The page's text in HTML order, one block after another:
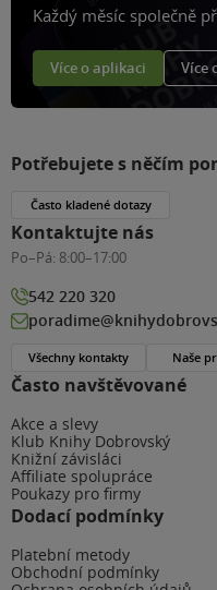
Každý měsíc společně
Více o aplikaci Více
Často navštěvované
Akce a slevy
Klub Knihy Dobrovský
Knižní závisláci
Affiliate spolupráce
Poukazy pro firmy
Dodací podmínky
Platební metody
Obchodní podmínky
Potřebujete s něčím
Často kladené dotazy
Kontaktujte nás
Po–Pá: 8:00–17:00
542 220 320
Všechny kontakty Naše